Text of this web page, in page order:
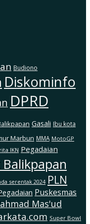
Budiono
Diskominfo
DPRD
Gasali Ibu kota
Marbun MMA MotoGP
IKN Pegadaian
serentak 2024 PLN
Puskesmas
Mas'ud
Super Bowl